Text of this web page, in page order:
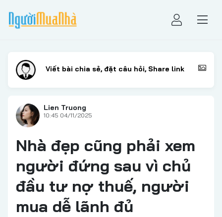
Lien Truong
10:45 04/11/2025
Nhà đẹp cũng phải xem
người đứng sau vì chủ
đầu tư nợ thuế, người
mua dễ lãnh đủ